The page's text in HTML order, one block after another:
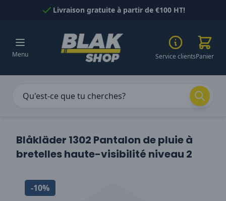
Passer au contenuLivraison gratuite à partir de €100 HT!
Menu Service clientsPanier
Blåkläder 1302 Pantalon de pluie à
bretelles haute-visibilité niveau 2
-10%